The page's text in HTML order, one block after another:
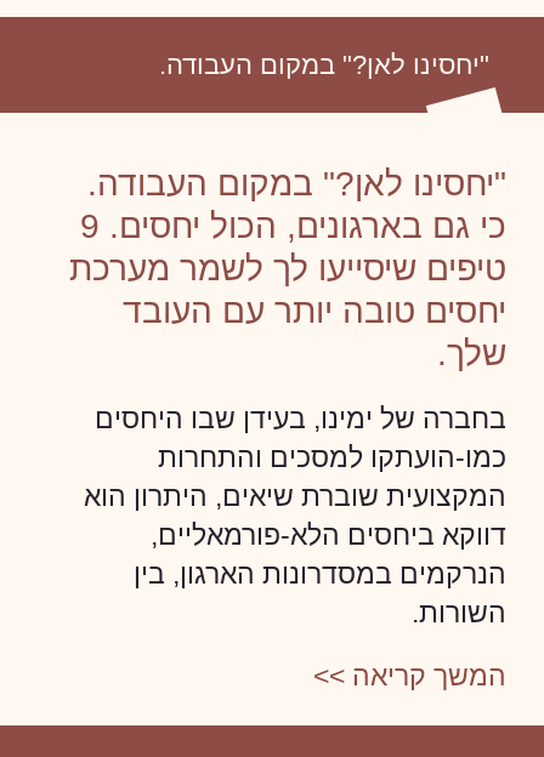
"יחסינו לאן?" במקום העבודה.
"יחסינו לאן?" במקום העבודה.
כי גם בארגונים, הכול יחסים. 9
טיפים שיסייעו לך לשמר מערכת
יחסים טובה יותר עם העובד
שלך.
בחברה של ימינו, בעידן שבו היחסים
כמו-הועתקו למסכים והתחרות
המקצועית שוברת שיאים, היתרון הוא
דווקא ביחסים הלא-פורמאליים,
הנרקמים במסדרונות הארגון, בין
השורות.
המשך קריאה >>